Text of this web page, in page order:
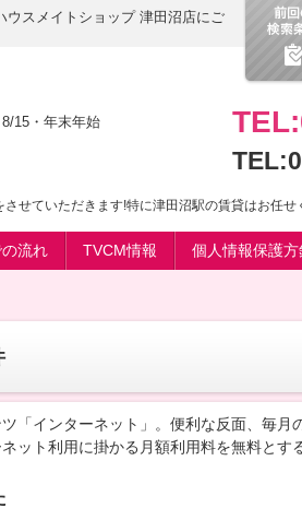
ウスメイトショップ 津田沼店にご
15・年末年始
せていただきます!特に津田沼駅の賃貸はお任せ
流れ TVCM情報 個人情報保護方
「インターネット」。便利な反面、毎月
ット利用に掛かる月額利用料を無料とす